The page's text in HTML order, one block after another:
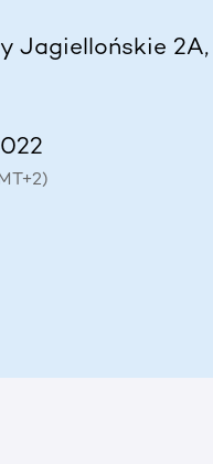
Jagiellońskie 2A,